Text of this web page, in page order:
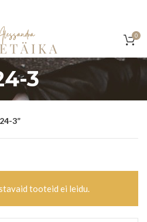
0
3
3”
tooteid ei leidu.